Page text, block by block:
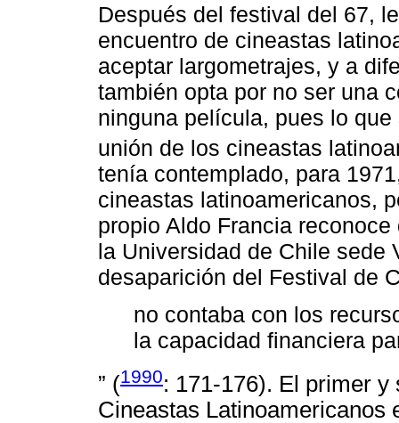
Después del festival del 67,
encuentro de cineastas
aceptar largometrajes, y a
también opta por no ser una
ninguna película, pues lo
unión de los cineastas
tenía contemplado, para
cineastas latinoamericanos,
propio Aldo Francia
la Universidad de Chile sede
desaparición del Festival de
no contaba con los
la capacidad financiera
” (1990: 171-176). El primer y
Cineastas Latinoamericanos